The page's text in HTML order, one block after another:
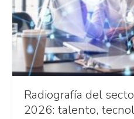
Radiografía del
2026: talento,